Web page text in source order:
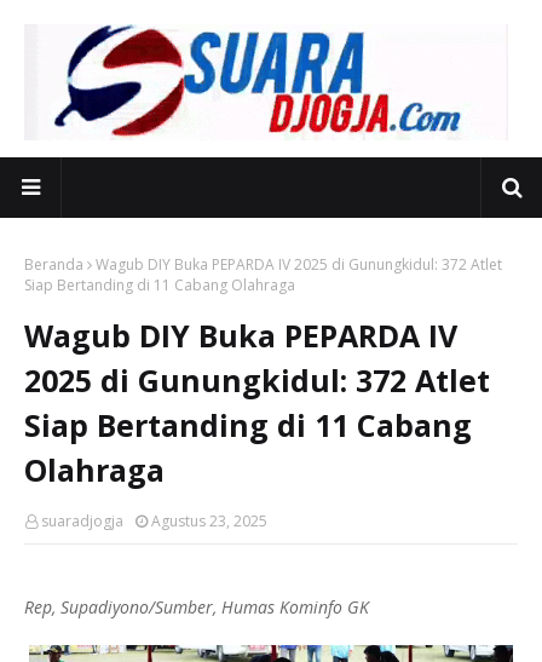
Beranda
Wagub DIY Buka PEPARDA IV 2025 di Gunungkidul: 372 Atlet
Siap Bertanding di 11 Cabang Olahraga
Wagub DIY Buka PEPARDA IV
2025 di Gunungkidul: 372 Atlet
Siap Bertanding di 11 Cabang
Olahraga
suaradjogja Agustus 23, 2025
Rep, Supadiyono/Sumber, Humas Kominfo GK